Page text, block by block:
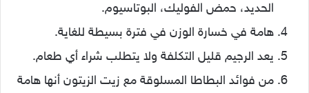
الحديد، حمض الفوليك، البوتاسيوم.
هامة في خسارة الوزن في فترة بسيطة للغاية.
يعد الرجيم قليل التكلفة ولا يتطلب شراء أي طعام.
من فوائد البطاطا المسلوقة مع زيت الزيتون أنها هامة